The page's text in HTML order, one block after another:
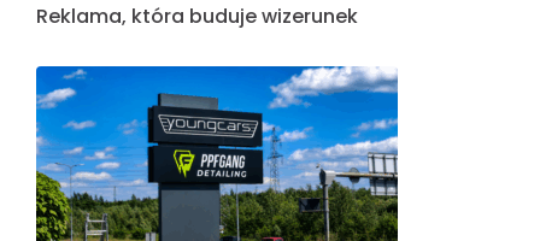
Reklama, która buduje wizerunek